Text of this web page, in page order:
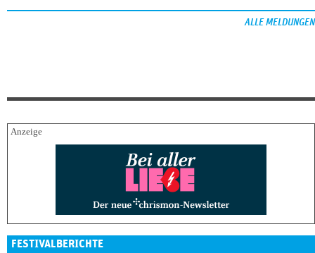
ALLE MELDUNGEN
FESTIVALBERICHTE